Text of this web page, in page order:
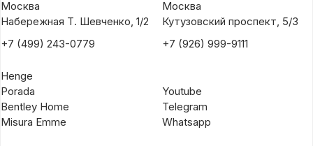
Москва
Набережная Т. Шевченко, 1/2
+7 (499) 243-0779
Москва
Кутузовский проспект, 5/3
+7 (926) 999-9111
Henge
Porada
Bentley Home
Misura Emme
Youtube
Telegram
Whatsapp